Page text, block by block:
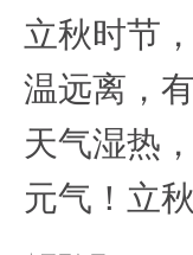
立秋时节
温远离，
天气湿热
元气！立